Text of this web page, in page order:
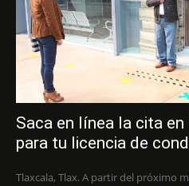
Saca en línea la cita
para tu licencia de
Tlaxcala, Tlax. A partir del próximo